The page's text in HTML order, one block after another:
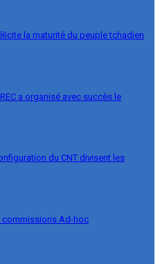
la maturité du peuple tchadien
a organisé avec succès le
du CNT divisent les
commissions Ad-hoc